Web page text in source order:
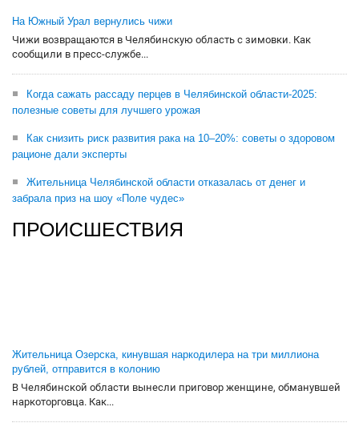
На Южный Урал вернулись чижи
Чижи возвращаются в Челябинскую область с зимовки. Как
сообщили в пресс-службе...
Когда сажать рассаду перцев в Челябинской области-2025:
полезные советы для лучшего урожая
Как снизить риск развития рака на 10–20%: советы о здоровом
рационе дали эксперты
Жительница Челябинской области отказалась от денег и
забрала приз на шоу «Поле чудес»
ПРОИСШЕСТВИЯ
Жительница Озерска, кинувшая наркодилера на три миллиона
рублей, отправится в колонию
В Челябинской области вынесли приговор женщине, обманувшей
наркоторговца. Как...